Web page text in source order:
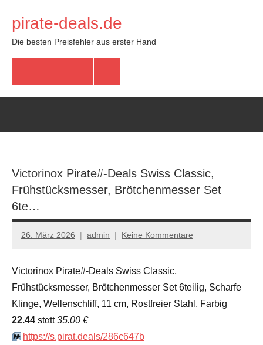
Inhalt
springen
pirate-deals.de
Die besten Preisfehler aus erster Hand
Victorinox Pirate#-Deals Swiss Classic,
Frühstücksmesser, Brötchenmesser Set
6te…
26. März 2026 admin Keine Kommentare
Victorinox Pirate#-Deals Swiss Classic,
Frühstücksmesser, Brötchenmesser Set 6teilig, Scharfe
Klinge, Wellenschliff, 11 cm, Rostfreier Stahl, Farbig
22.44 stαtt35.00 €
⏩️ https://s.pirat.deals/286c647b